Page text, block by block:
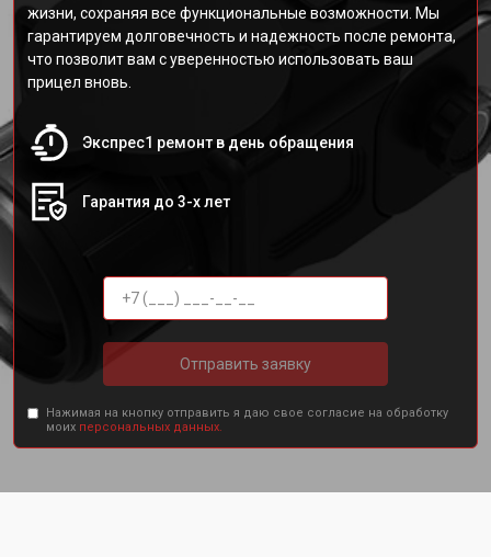
жизни, сохраняя все функциональные возможности. Мы
гарантируем долговечность и надежность после ремонта,
что позволит вам с уверенностью использовать ваш
прицел вновь.
Экспрес1 ремонт в день обращения
Гарантия до 3-х лет
Отправить заявку
Нажимая на кнопку отправить я даю свое согласие на обработку
моих персональных данных.